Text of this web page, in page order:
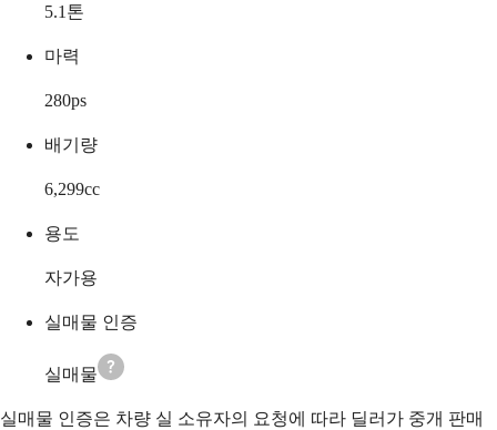
5.1 톤
마력
280ps
배기량
6,299cc
용도
자가용
실매물 인증
실매물
실매물 인증은 차량 실 소유자의 요청에 따라 딜러가 중개 판매